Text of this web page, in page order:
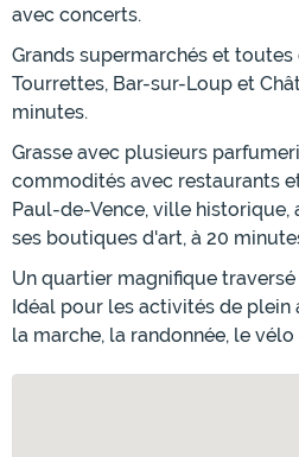
avec concerts.
Grands supermarchés et
Tourrettes, Bar-sur-Loup et
minutes.
Grasse avec plusieurs
commodités avec restaurants
Paul-de-Vence, ville historique,
ses boutiques d'art, à 20
Un quartier magnifique
Idéal pour les activités de plein
la marche, la randonnée, le vélo